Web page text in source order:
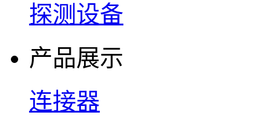
探测设备
产品展示
连接器